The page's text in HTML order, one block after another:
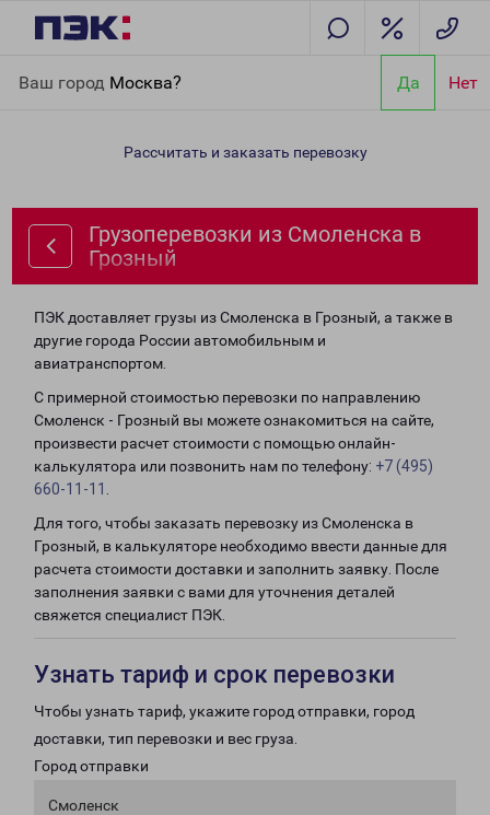
Ваш город Москва? Да Нет
Грозный
Рассчитать и заказать перевозку
Грузоперевозки из Смоленска в
Грозный
ПЭК доставляет грузы из Смоленска в Грозный, а также в
другие города России автомобильным и
авиатранспортом.
С примерной стоимостью перевозки по направлению
Смоленск - Грозный вы можете ознакомиться на сайте,
произвести расчет стоимости с помощью онлайн-
калькулятора или позвонить нам по телефону: +7 (495)
660-11-11
Для того, чтобы заказать перевозку из Смоленска в
Грозный, в калькуляторе необходимо ввести данные для
расчета стоимости доставки и заполнить заявку. После
заполнения заявки с вами для уточнения деталей
свяжется специалист ПЭК.
Узнать тариф и срок перевозки
Чтобы узнать тариф, укажите город отправки, город
доставки, тип перевозки и вес груза.
Город отправки
Смоленск